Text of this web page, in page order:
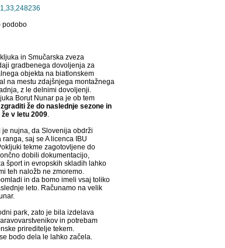
podobo
in Smučarska zveza
gradbenega dovoljenja za
objekta na biatlonskem
na mestu zdajšnjega montažnega
z le delnimi dovoljenji.
Borut Nunar pa je ob tem
že do naslednje sezone in
v letu 2009.
nujna, da Slovenija obdrži
saj se A licenca IBU
tekme zagotovljene do
dobili dokumentacijo,
šport in evropskih skladih lahko
teh naložb ne zmoremo.
in da bomo imeli vsaj toliko
leto. Računamo na velik
park, zato je bila izdelava
in potrebam
prireditelje tekem.
bodo dela le lahko začela.